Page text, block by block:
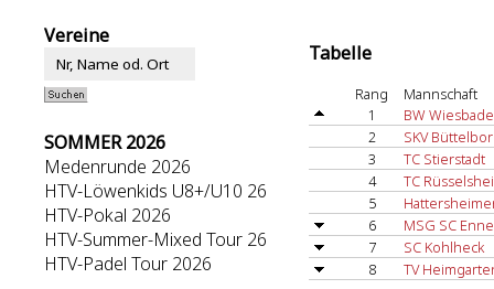
Vereine
SOMMER 2026
Medenrunde 2026
HTV-Löwenkids U8+/U10 26
HTV-Pokal 2026
HTV-Summer-Mixed Tour 26
HTV-Padel Tour 2026
Tabelle
Rang
Mannschaft
1
BW
2
SKV
3
TC Stierstadt
4
TC
5
6
MSG SC
7
SC Kohlheck
8
TV